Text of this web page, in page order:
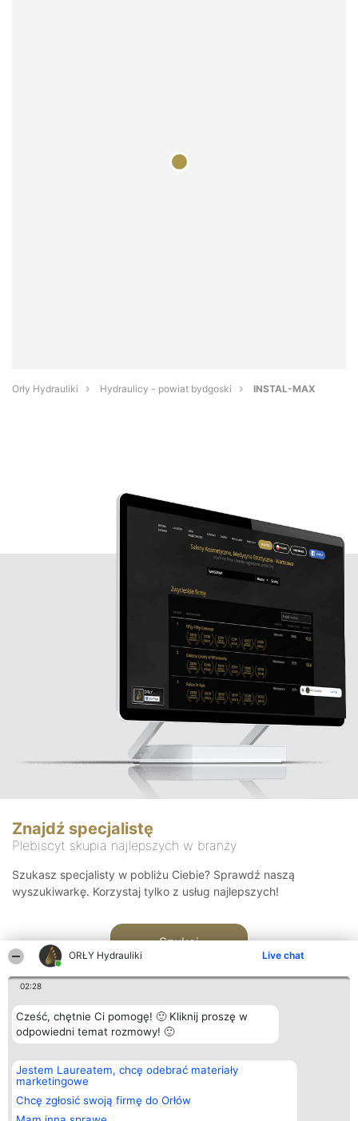
ORŁY Hydrauliki Live chat
02:28
Cześć, chętnie Ci pomogę! 🙂 Kliknij proszę w
odpowiedni temat rozmowy! 🙂
Jestem Laureatem, chcę odebrać materiały
marketingowe
Chcę zgłosić swoją firmę do Orłów
Orły Hydrauliki Hydraulicy - powiat bydgoski INSTAL-MAX
Znajdź specjalistę
Plebiscyt skupia najlepszych w branży
Szukasz specjalisty w pobliżu Ciebie? Sprawdź naszą
wyszukiwarkę. Korzystaj tylko z usług najlepszych!
Szukaj
Organizator plebiscytu
Bright Side Solutions sp. z o.
o. sp. k.
ul. Ruska 22
Wrocław 50-079
KRS 0000749100 | Regon
Plebiscyt
Laureaci
wszystkich
Laureatów
Kontakt
Kontakt